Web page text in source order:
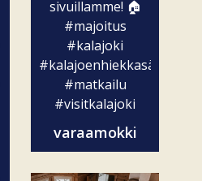
sivuillamme! 🏠
#majoitus
#kalajoki
#kalajoenhiekkasärkät
#matkailu
#visitkalajoki
varaamokki